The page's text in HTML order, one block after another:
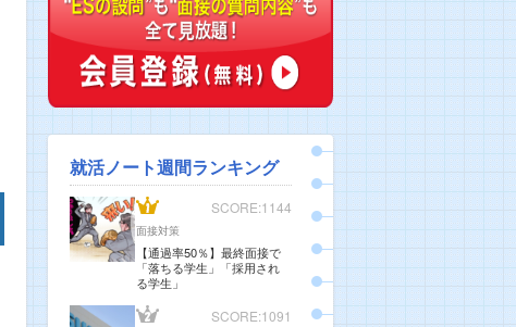
就活ノート週間ランキング
SCORE:1144
面接対策
【通過率50％】最終面接で
「落ちる学生」「採用され
る学生」
SCORE:1091